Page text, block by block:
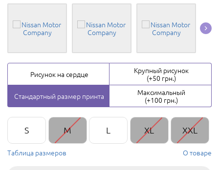
Рисунок на сердце
Крупный рисунок
(+50 грн.)
Стандартный размер принта
Максимальный
(+100 грн.)
S M L XL XXL
Таблица размеров О товаре